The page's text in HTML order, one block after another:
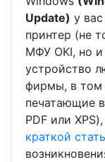
Update) у
принтер (не
МФУ OKI, но
устройство
фирмы, в том
печатающие
PDF или
краткой